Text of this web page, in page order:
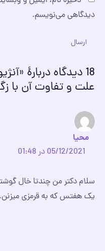
دیدگاهی می‌نویسم.
18 دیدگاه دربارهٔ
علت و تفاوت آن با
محیا
05/12/2021 در 01:48
سلام دکتر من چندتا خال
یک هفتس که به قرمزی